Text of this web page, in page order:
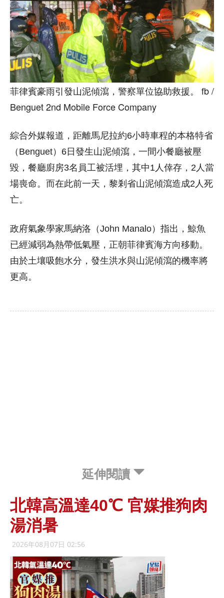
菲律賓豪雨引發山泥傾瀉，警察單位協助救援。 fb /
Benguet 2nd Mobile Force Company
綜合外媒報道，距離馬尼拉約6小時車程的本格特省
（Benguet）6日發生山泥傾瀉，一間小餐廳被壓
毀，餐廳廚房3名員工被活埋，其中1人倖存，2人當
場喪命。而在此前一天，黎剎省山泥傾瀉造成2人死
亡。
政府氣象學家馬納洛（John Manalo）指出，鯨魚
已經減弱為熱帶低氣壓，正朝菲律賓海方向移動。
由於土壤吸飽水分，發生洪水與山泥傾瀉的機率將
更高。
延伸閱讀
北韓高溫達40℃ 官媒推狗肉
湯消暑
2026年08月07日 02:56